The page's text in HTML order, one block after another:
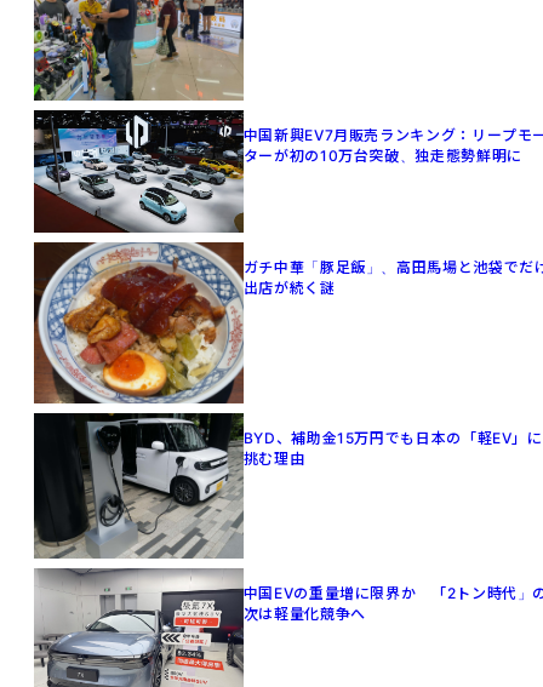
中国新興EV7月販売ランキング：リープモ
ターが初の10万台突破、独走態勢鮮明に
ガチ中華「豚足飯」、高田馬場と池袋でだ
出店が続く謎
BYD、補助金15万円でも日本の「軽EV」に
挑む理由
中国EVの重量増に限界か 「2トン時代」
次は軽量化競争へ